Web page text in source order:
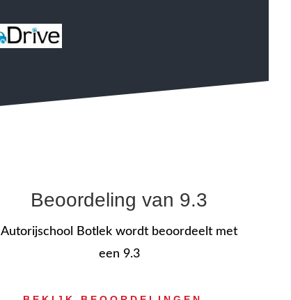
Beoordeling van 9.3
Autorijschool Botlek wordt beoordeelt met
een 9.3